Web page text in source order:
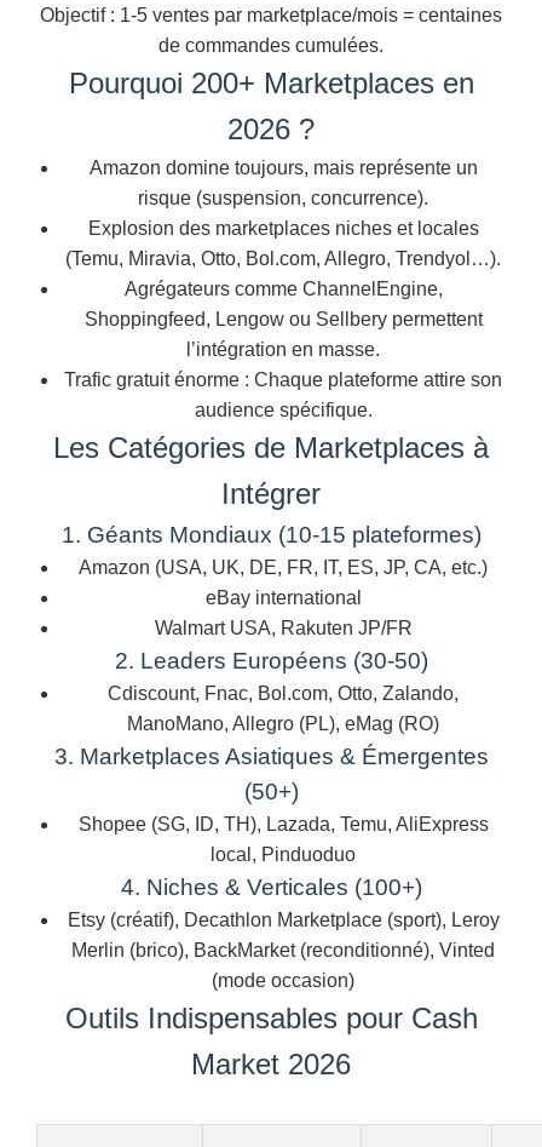
Objectif : 1-5 ventes par marketplace/mois = centaines
de commandes cumulées.
Pourquoi 200+ Marketplaces en
2026 ?
Amazon domine toujours, mais représente un
risque (suspension, concurrence).
Explosion des marketplaces niches et locales
(Temu, Miravia, Otto, Bol.com, Allegro, Trendyol…).
Agrégateurs comme ChannelEngine,
Shoppingfeed, Lengow ou Sellbery permettent
l’intégration en masse.
Trafic gratuit énorme : Chaque plateforme attire son
audience spécifique.
Les Catégories de Marketplaces à
Intégrer
1. Géants Mondiaux (10-15 plateformes)
Amazon (USA, UK, DE, FR, IT, ES, JP, CA, etc.)
eBay international
Walmart USA, Rakuten JP/FR
2. Leaders Européens (30-50)
Cdiscount, Fnac, Bol.com, Otto, Zalando,
ManoMano, Allegro (PL), eMag (RO)
3. Marketplaces Asiatiques & Émergentes
(50+)
Shopee (SG, ID, TH), Lazada, Temu, AliExpress
local, Pinduoduo
4. Niches & Verticales (100+)
Etsy (créatif), Decathlon Marketplace (sport), Leroy
Merlin (brico), BackMarket (reconditionné), Vinted
(mode occasion)
Outils Indispensables pour Cash
Market 2026